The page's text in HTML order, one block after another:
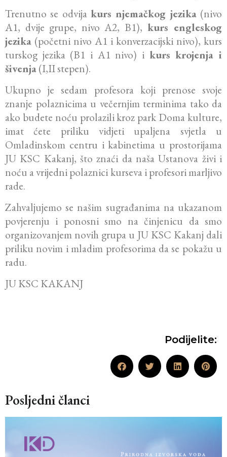
Trenutno se odvija kurs njemačkog jezika(nivo
A1, dvije grupe, nivo A2, B1), kurs engleskog
jezika (početni nivo A1 i konverzacijski nivo), kurs
turskog jezika (B1 i A1 nivo) i kurs krojenja i
šivenja(I,II stepen).
Ukupno je sedam profesora koji prenose svoje
znanje polaznicima u večernjim terminima tako da
ako budete noću prolazili kroz park Doma kulture,
imat ćete priliku vidjeti upaljena svjetla u
Omladinskom centru i kabinetima u prostorijama
JU KSC Kakanj, što znaći da naša Ustanova živi i
noću a vrijedni polaznici kurseva i profesori marljivo
rade.
Zahvaljujemo se našim sugrađanima na ukazanom
povjerenju i ponosni smo na činjenicu da smo
organizovanjem novih grupa u JU KSC Kakanj dali
priliku novim i mladim profesorima da se pokažu u
radu.
JU KSC KAKANJ
Podijelite:
Posljedni članci